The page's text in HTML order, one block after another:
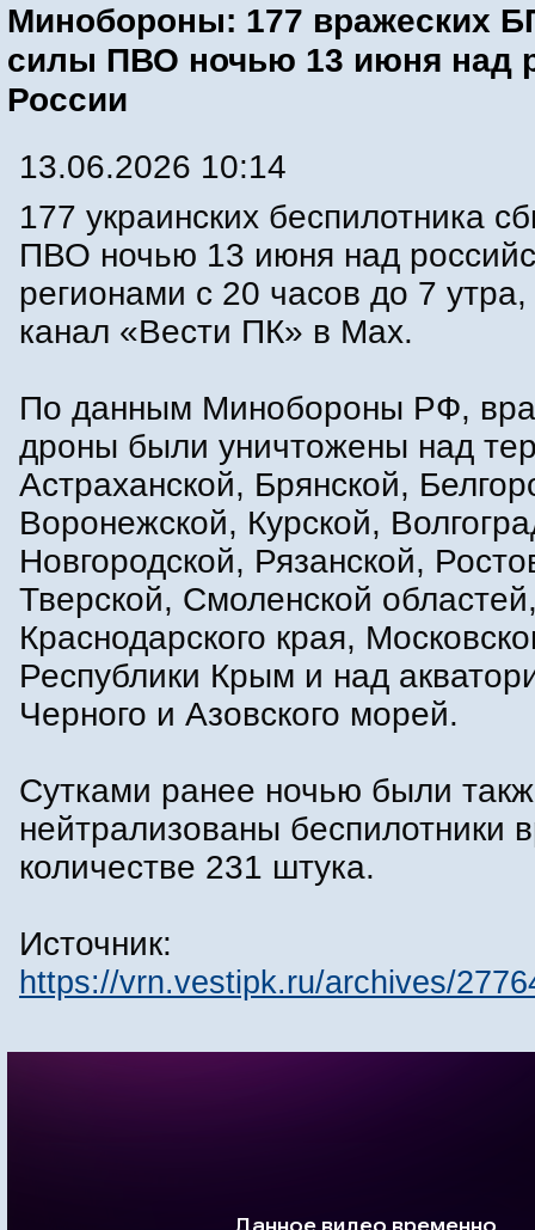
Минобороны: 177 вражеских
силы ПВО ночью 13 июня над
России
13.06.2026 10:14
177 украинских беспилотника
ПВО ночью 13 июня над
регионами с 20 часов до 7
канал «Вести ПК» в Max.
По данным Минобороны РФ,
дроны были уничтожены над
Астраханской, Брянской,
Воронежской, Курской,
Новгородской, Рязанской,
Тверской, Смоленской
Краснодарского края,
Республики Крым и над
Черного и Азовского морей.
Сутками ранее ночью были
нейтрализованы беспилотники
количестве 231 штука.
Источник:
https://vrn.vestipk.ru/archives/